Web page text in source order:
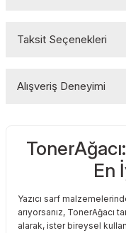
Taksit Seçenekleri
Alışveriş Deneyimi
En
Yazıcı sarf
arıyorsanız, TonerAğacı
alarak, ister bireysel